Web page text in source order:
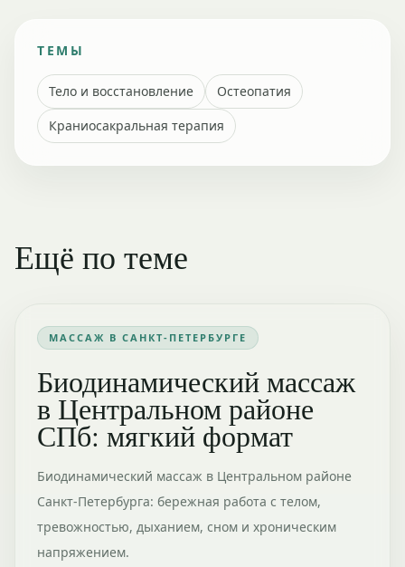
ТЕМЫ
Тело и восстановление
Остеопатия
Краниосакральная терапия
Ещё по теме
МАССАЖ В САНКТ-ПЕТЕРБУРГЕ
Биодинамический массаж
в Центральном районе
СПб: мягкий формат
Биодинамический массаж в Центральном районе
Санкт-Петербурга: бережная работа с телом,
тревожностью, дыханием, сном и хроническим
напряжением.